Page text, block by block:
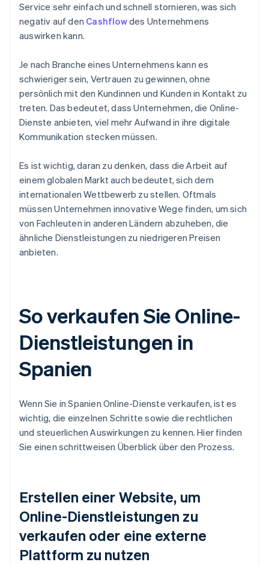
Service sehr einfach und schnell stornieren, was sich
negativ auf den Cashflowdes Unternehmens
auswirken kann.
Je nach Branche eines Unternehmens kann es
schwieriger sein, Vertrauen zu gewinnen, ohne
persönlich mit den Kundinnen und Kunden in Kontakt zu
treten. Das bedeutet, dass Unternehmen, die Online-
Dienste anbieten, viel mehr Aufwand in ihre digitale
Kommunikation stecken müssen.
Es ist wichtig, daran zu denken, dass die Arbeit auf
einem globalen Markt auch bedeutet, sich dem
internationalen Wettbewerb zu stellen. Oftmals
müssen Unternehmen innovative Wege finden, um sich
von Fachleuten in anderen Ländern abzuheben, die
ähnliche Dienstleistungen zu niedrigeren Preisen
anbieten.
So verkaufen Sie Online-
Dienstleistungen in
Spanien
Wenn Sie in Spanien Online-Dienste verkaufen, ist es
wichtig, die einzelnen Schritte sowie die rechtlichen
und steuerlichen Auswirkungen zu kennen. Hier finden
Sie einen schrittweisen Überblick über den Prozess.
Erstellen einer Website, um
Online-Dienstleistungen zu
verkaufen oder eine externe
Plattform zu nutzen